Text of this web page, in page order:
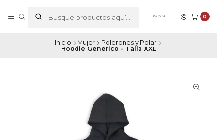
0
Inicio Mujer
Polerones y Polar
Hoodie Generico - Talla XXL